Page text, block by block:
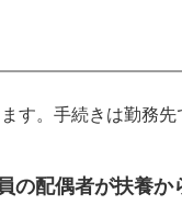
す。手続きは勤務先
の配偶者が扶養か